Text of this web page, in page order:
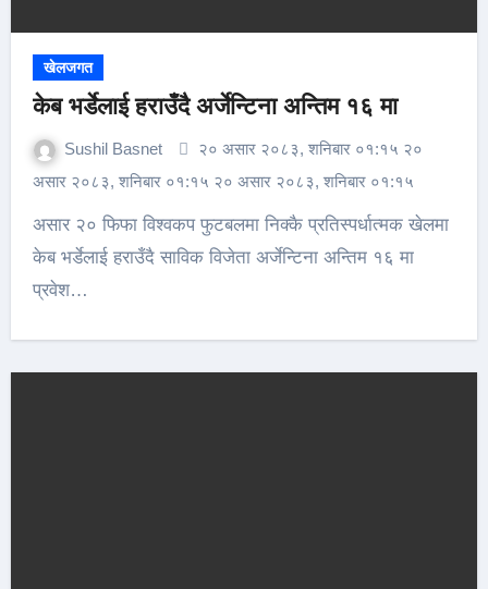
खेलजगत
केब भर्डेलाई हराउँदै अर्जेन्टिना अन्तिम १६ मा
Sushil Basnet
२० असार २०८३, शनिबार ०१:१५ २०
असार २०८३, शनिबार ०१:१५ २० असार २०८३, शनिबार ०१:१५
असार २० फिफा विश्वकप फुटबलमा निक्कै प्रतिस्पर्धात्मक खेलमा
केब भर्डेलाई हराउँदै साविक विजेता अर्जेन्टिना अन्तिम १६ मा
प्रवेश…